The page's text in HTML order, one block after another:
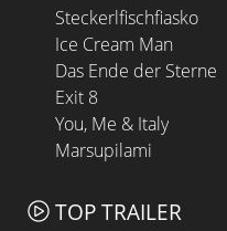
Steckerlfischfiasko
Ice Cream Man
Das Ende der Sterne
Exit 8
You, Me & Italy
Marsupilami
TOP TRAILER